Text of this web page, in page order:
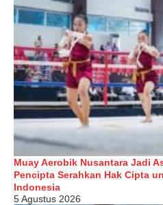
Muay Aerobik Nusantara Jadi
Pencipta Serahkan Hak Cipta
Indonesia
5 Agustus 2026